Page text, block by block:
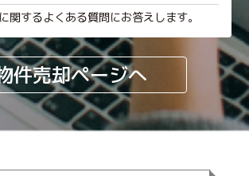
関するよくある質問にお答えします。
件売却ページへ